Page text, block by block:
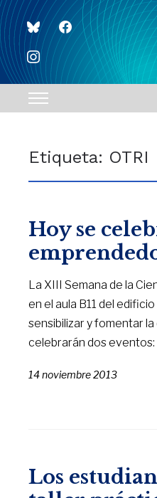
blueskyfacebook
instagram
Toggle
navigation
Etiqueta: OTRI
Hoy se
La XIII Semana de la
en el aula B11 del
sensibilizar y fomentar
celebrarán dos eventos:
14 noviembre 2013
Los